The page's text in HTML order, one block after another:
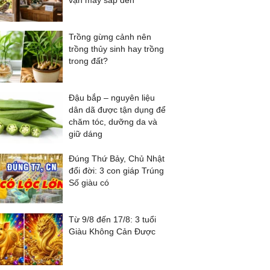
Trồng gừng cảnh nên
trồng thủy sinh hay trồng
trong đất?
Đậu bắp – nguyên liệu
dân dã được tận dụng để
chăm tóc, dưỡng da và
giữ dáng
Đúng Thứ Bảy, Chủ Nhật
đổi đời: 3 con giáp Trúng
Số giàu có
Từ 9/8 đến 17/8: 3 tuổi
Giàu Không Cản Được